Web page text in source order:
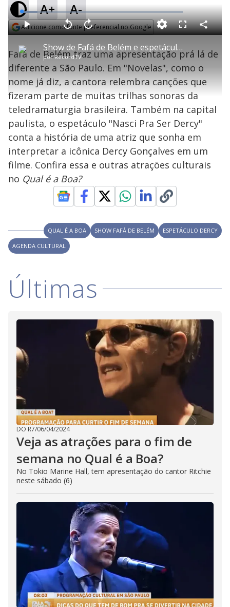
A+ A-
Adicione como fonte preferencial no Google
P
l
a
y
V
i
d
o
Show de Fafá de Belém e espetáculo sobre Dercy Gonçalves agitam o fim de semana em SP
porRecordTV
P V
t
a
r
1
0
e
g
n
d
s
A
a
n
ç
a
1
s
e
u
n
d
o
s
M
u
d
o
L
o
a
d
e
.
9
1
%
F
s
c
e
n
C
o
a
r
a
Fafá de Belém traz uma apresentação prá lá de
diferente a São Paulo. Em "Novelas", como o
nome já diz, a cantora relembra canções que
fizeram parte de muitas trilhas sonoras da
teledramaturgia brasileira. Também na capital
paulista, o espetáculo "Nasci Pra Ser Dercy"
conta a história de uma atriz que sonha em
interpretar a icônica Dercy Gonçalves em um
filme. Confira essa e outras atrações culturais
no Qual é a Boa?
QUAL É A BOA SHOW FAFÁ DE BELÉM
ESPETÁCULO DERCY
AGENDA CULTURAL
Últimas
DO R7/06/04/2024
Veja as atrações para o fim de
semana no Qual é a Boa?
No Tokio Marine Hall, tem apresentação do cantor Ritchie
neste sábado (6)